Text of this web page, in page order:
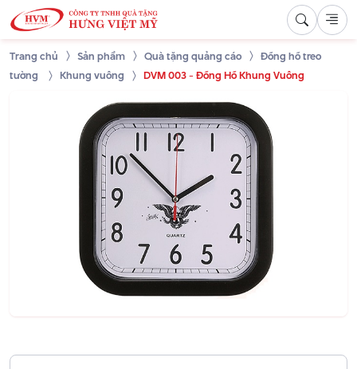
Trang chủ Sản phẩm Quà tặng quảng cáo
Đồng hồ treo
tường
Khung vuông DVM 003 - Đồng Hồ Khung Vuông